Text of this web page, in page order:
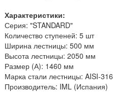
Характеристики:
Серия: "STANDARD"
Количество ступеней: 5 шт
Ширина лестницы: 500 мм
Высота лестницы: 2050 мм
Размер (А): 1460 мм
Марка стали лестницы: AISI-316
Производитель: IML (Испания)